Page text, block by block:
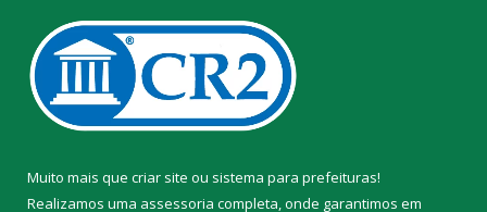
Muito mais que criar site ou sistema para prefeituras!
Realizamos uma assessoria completa, onde garantimos em